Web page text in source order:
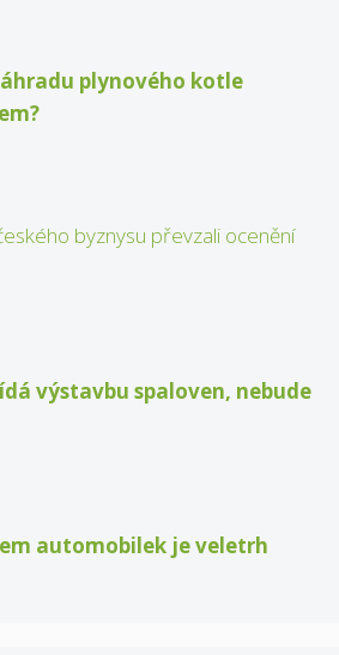
plynového kotle
byznysu převzali ocenění
výstavbu spaloven, nebude
automobilek je veletrh